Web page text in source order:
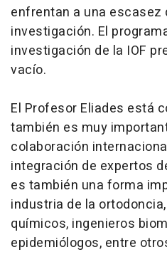
enfrentan a una escasez
investigación. El
investigación de la IOF
vacío.
El Profesor Eliades está
también es muy
colaboración
integración de expertos
es también una forma
industria de la
químicos, ingenieros
epidemiólogos, entre